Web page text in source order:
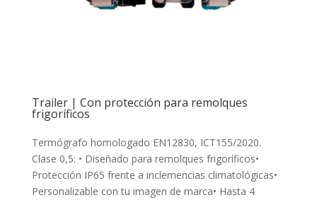
Trailer | Con protección para remolques
frigoríficos
Termógrafo homologado EN12830, ICT155/2020.
Clase 0,5: • Diseñado para remolques frigoríficos•
Protección IP65 frente a inclemencias climatológicas•
Personalizable con tu imagen de marca• Hasta 4